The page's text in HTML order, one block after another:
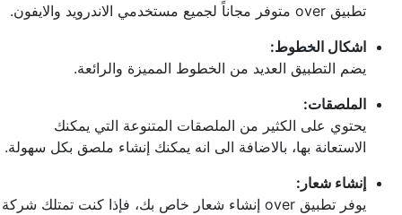
تطبيق over متوفر مجاناً لجميع مستخدمي الاندرويد والايفون.
اشكال الخطوط:
يضم التطبيق العديد من الخطوط المميزة والرائعة.
الملصقات:
يحتوي على الكثير من الملصقات المتنوعة التي يمكنك
الاستعانة بها، بالاضافة الى انه يمكنك إنشاء ملصق بكل سهولة.
إنشاء شعار:
يوفر تطبيق over إنشاء شعار خاص بك، فإذا كنت تمتلك شركة